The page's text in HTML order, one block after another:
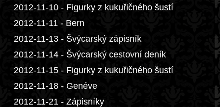
2012-11-10 - Figurky z kukuřičného šustí
2012-11-11 - Bern
2012-11-13 - Švýcarský zápisník
2012-11-14 - Švýcarský cestovní deník
2012-11-15 - Figurky z kukuřičného šustí
2012-11-18 - Genéve
2012-11-21 - Zápisníky